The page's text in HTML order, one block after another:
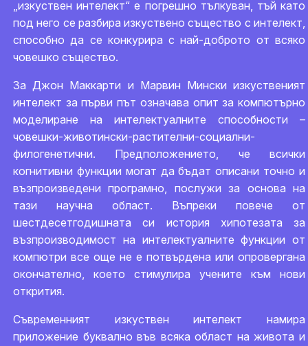
„изкуствен интелект“ е погрешно тълкуван, тъй като
под него се разбира изкуствено същество с интелект,
способно да се конкурира с най-доброто от всяко
човешко същество.
За Джон Маккарти и Марвин Мински изкуственият
интелект за първи път означава опит за компютърно
моделиране на интелектуалните способности –
човешки-животински-растителни-социални-
филогенетични. Предположението, че всички
когнитивни функции могат да бъдат описани точно и
възпроизведени програмно, послужи за основа на
тази научна област. Въпреки повече от
шестдесетгодишната си история хипотезата за
възпроизводимост на интелектуалните функции от
компютри все още не е потвърдена или опровергана
окончателно, което стимулира учените към нови
открития.
Съвременният изкуствен интелект намира
приложение буквално във всяка област на живота и